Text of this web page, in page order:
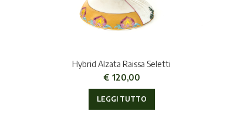
Hybrid Alzata Raissa Seletti
€ 120,00
LEGGI TUTTO